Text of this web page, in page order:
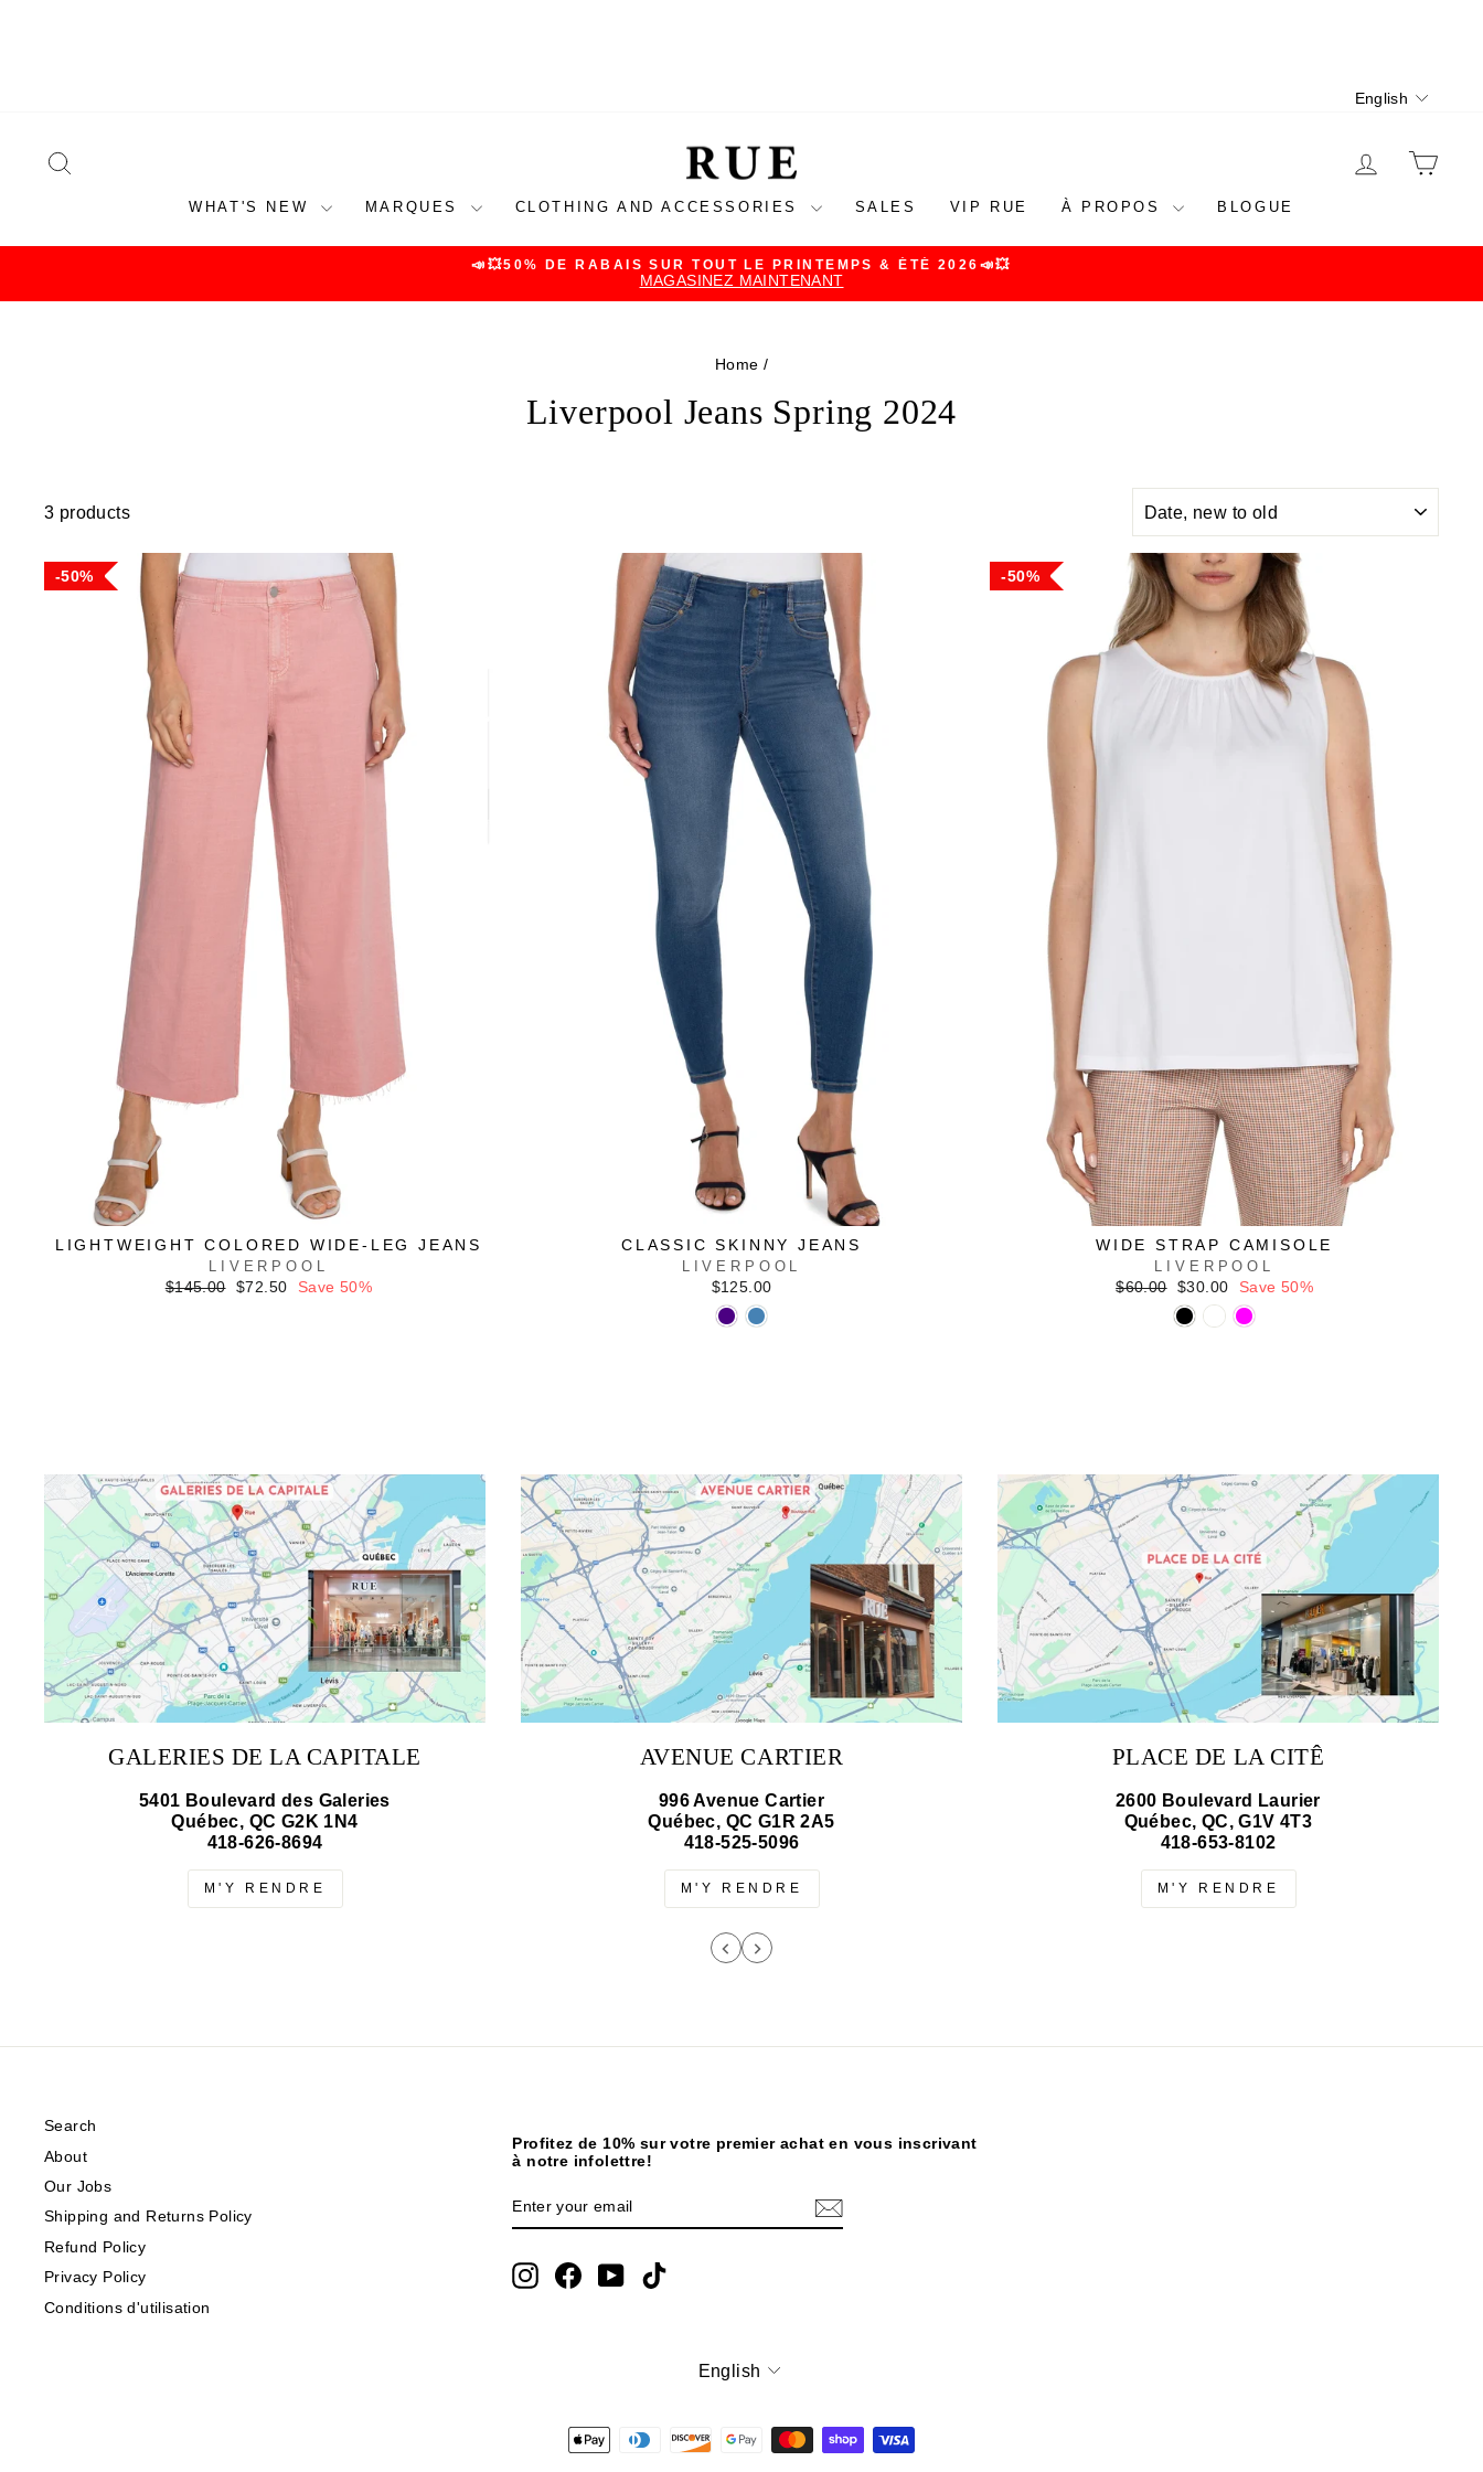
Language
English
LOG IN
WHAT'S NEW MARQUES CLOTHING AND ACCESSORIES SALES VIP RUE À PROPOS BLOGUE
Pause
📣💥50% DE RABAIS SUR TOUT LE PRINTEMPS & ÉTÉ 2026📣💥
MAGASINEZ MAINTENANT
Home /
Liverpool Jeans Spring 2024
3 products
50%
LIGHTWEIGHT COLORED WIDE-LEG JEANS
LIVERPOOL
Regular
$145.00
Sale
$72.50 Save 50%
CLASSIC SKINNY JEANS
LIVERPOOL
$125.00
50%
WIDE STRAP CAMISOLE
LIVERPOOL
Regular
$60.00
Sale
price
$30.00 Save 50%
GALERIES DE LA CAPITALE
5401 Boulevard des Galeries
Québec, QC G2K 1N4
418-626-8694
M'Y RENDRE
AVENUE CARTIER
996 Avenue Cartier
Québec, QC G1R 2A5
418-525-5096
M'Y RENDRE
PLACE DE LA CITÊ
2600 Boulevard Laurier
Québec, QC, G1V 4T3
418-653-8102
M'Y RENDRE
Search
About
Our Jobs
Shipping and Returns Policy
Refund Policy
Privacy Policy
Conditions d'utilisation
Profitez de 10% sur votre premier achat en vous inscrivant
à notre infolettre!
YOUR
InstagramFacebookYouTube
Language
English